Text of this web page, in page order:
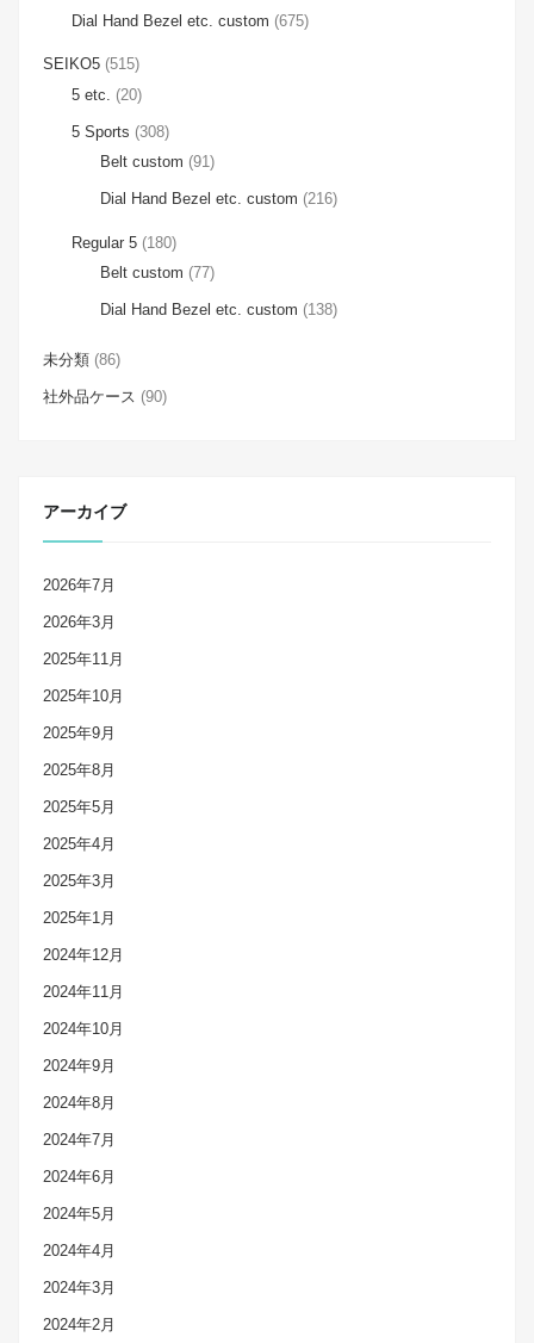
Dial Hand Bezel etc. custom (675)
SEIKO5 (515)
5 etc.
(20)
5 Sports (308)
Belt custom (91)
Dial Hand Bezel etc. custom (216)
Regular 5 (180)
Belt custom (77)
Dial Hand Bezel etc. custom (138)
未分類 (86)
社外品ケース (90)
アーカイブ
2026年7月
2026年3月
2025年11月
2025年10月
2025年9月
2025年8月
2025年5月
2025年4月
2025年3月
2025年1月
2024年12月
2024年11月
2024年10月
2024年9月
2024年8月
2024年7月
2024年6月
2024年5月
2024年4月
2024年3月
2024年2月